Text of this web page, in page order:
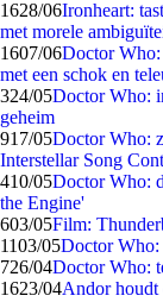
1628/06Ironheart:
met morele
1607/06Doctor Who:
met een schok en
324/05Doctor Who:
geheim
917/05Doctor Who:
Interstellar Song
410/05Doctor Who:
the Engine'
603/05Film:
1103/05Doctor Who:
726/04Doctor Who:
1623/04Andor houdt